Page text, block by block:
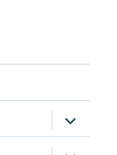
ouvrir
le
sous-